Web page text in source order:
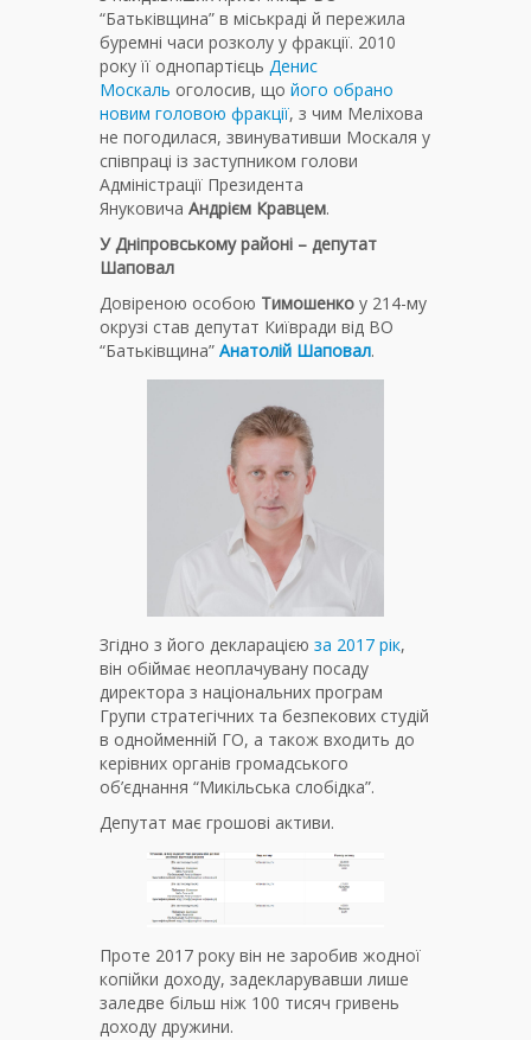
“Батьківщина” в міськраді й пережила
буремні часи розколу у фракції. 2010
року її однопартієць Денис
Москаль оголосив, що його обрано
новим головою фракції, з чим Меліхова
не погодилася, звинувативши Москаля у
співпраці із заступником голови
Адміністрації Президента
Януковича Андрієм Кравцем.
У Дніпровському районі – депутат
Шаповал
Довіреною особою Тимошенко у 214-му
окрузі став депутат Київради від ВО
“Батьківщина” Анатолій Шаповал.
Згідно з його декларацією за 2017 рік,
він обіймає неоплачувану посаду
директора з національних програм
Групи стратегічних та безпекових студій
в однойменній ГО, а також входить до
керівних органів громадського
об’єднання “Микільська слобідка”.
Депутат має грошові активи.
Проте 2017 року він не заробив жодної
копійки доходу, задекларувавши лише
заледве більш ніж 100 тисяч гривень
доходу дружини.